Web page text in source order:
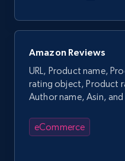
Amazon Reviews
URL, Product name,
rating object, Product
Author name, Asin,
eCommerce